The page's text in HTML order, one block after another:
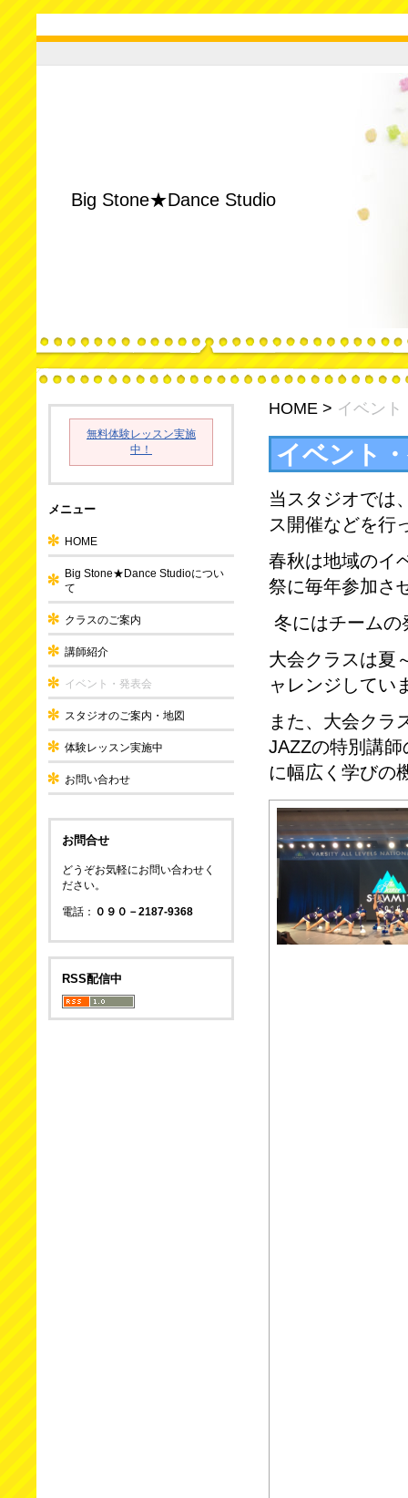
Big Stone★Dance Studio
無料体験レッスン実施
中！
メニュー
HOME
Big Stone★Dance Studioについ
て
クラスのご案内
講師紹介
イベント・発表会
スタジオのご案内・地図
体験レッスン実施中
お問い合わせ
お問合せ
どうぞお気軽にお問い合わせく
ださい。
電話： ０９０－2187-9368
RSS配信中
HOME > イベント
イベント
当スタジオでは
ス開催などを行
春秋は地域のイ
祭に毎年参加さ
冬にはチームの
大会クラスは夏
ャレンジしてい
また、大会クラ
JAZZの特別講
に幅広く学びの